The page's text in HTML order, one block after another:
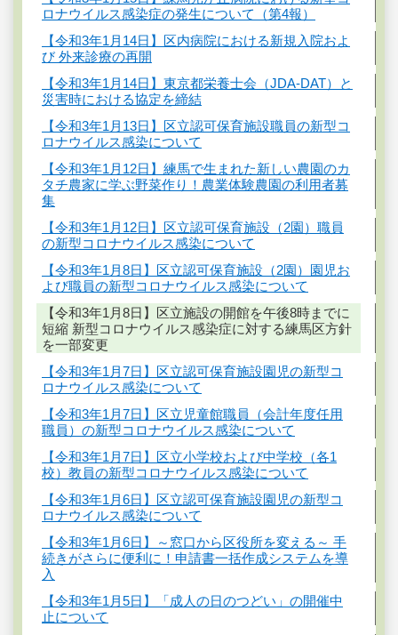
ロナウイルス感染症の発生について（第4報）
【令和3年1月14日】区内病院における新規入院およ
び 外来診療の再開
【令和3年1月14日】東京都栄養士会（JDA-DAT）と
災害時における協定を締結
【令和3年1月13日】区立認可保育施設職員の新型コ
ロナウイルス感染について
【令和3年1月12日】練馬で生まれた新しい農園のカ
タチ農家に学ぶ野菜作り！農業体験農園の利用者募
集
【令和3年1月12日】区立認可保育施設（2園）職員
の新型コロナウイルス感染について
【令和3年1月8日】区立認可保育施設（2園）園児お
よび職員の新型コロナウイルス感染について
【令和3年1月8日】区立施設の開館を午後8時までに
短縮 新型コロナウイルス感染症に対する練馬区方針
を一部変更
【令和3年1月7日】区立認可保育施設園児の新型コ
ロナウイルス感染について
【令和3年1月7日】区立児童館職員（会計年度任用
職員）の新型コロナウイルス感染について
【令和3年1月7日】区立小学校および中学校（各1
校）教員の新型コロナウイルス感染について
【令和3年1月6日】区立認可保育施設園児の新型コ
ロナウイルス感染について
【令和3年1月6日】～窓口から区役所を変える～ 手
続きがさらに便利に！申請書一括作成システムを導
入
【令和3年1月5日】「成人の日のつどい」の開催中
止について